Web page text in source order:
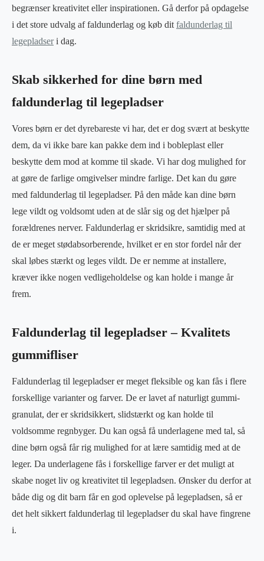
begrænser kreativitet eller inspirationen. Gå derfor på opdagelse
i det store udvalg af faldunderlag og køb dit faldunderlag til
legepladseri dag.
Skab sikkerhed for dine børn med
faldunderlag til legepladser
Vores børn er det dyrebareste vi har, det er dog svært at beskytte
dem, da vi ikke bare kan pakke dem ind i bobleplast eller
beskytte dem mod at komme til skade. Vi har dog mulighed for
at gøre de farlige omgivelser mindre farlige. Det kan du gøre
med faldunderlag til legepladser. På den måde kan dine børn
lege vildt og voldsomt uden at de slår sig og det hjælper på
forældrenes nerver. Faldunderlag er skridsikre, samtidig med at
de er meget stødabsorberende, hvilket er en stor fordel når der
skal løbes stærkt og leges vildt. De er nemme at installere,
kræver ikke nogen vedligeholdelse og kan holde i mange år
frem.
Faldunderlag til legepladser – Kvalitets
gummifliser
Faldunderlag til legepladser er meget fleksible og kan fås i flere
forskellige varianter og farver. De er lavet af naturligt gummi-
granulat, der er skridsikkert, slidstærkt og kan holde til
voldsomme regnbyger. Du kan også få underlagene med tal, så
dine børn også får rig mulighed for at lære samtidig med at de
leger. Da underlagene fås i forskellige farver er det muligt at
skabe noget liv og kreativitet til legepladsen. Ønsker du derfor at
både dig og dit barn får en god oplevelse på legepladsen, så er
det helt sikkert faldunderlag til legepladser du skal have fingrene
i.